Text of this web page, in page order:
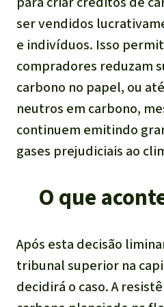
ser vendidos
e indivíduos. Isso
compradores reduzam
carbono no papel, ou
neutros em carbono,
continuem emitindo
gases prejudiciais ao
O que
Após esta decisão
tribunal superior na
decidirá o caso. A